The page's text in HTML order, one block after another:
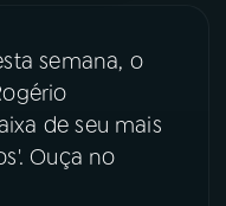
semana, o
de seu mais
Ouça no